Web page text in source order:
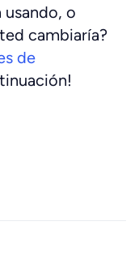
o
cambiaría?
de